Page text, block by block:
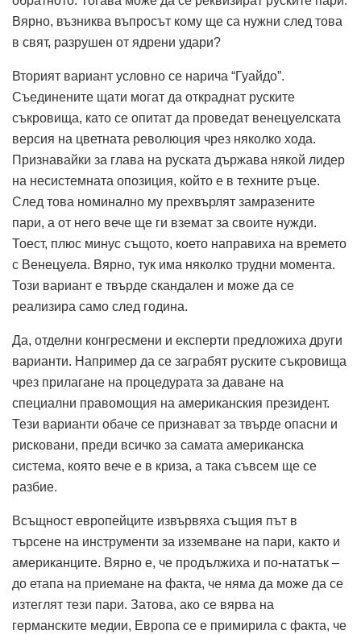
Вярно, възниква въпросът кому ще са нужни след това
в свят, разрушен от ядрени удари?
Вторият вариант условно се нарича “Гуайдо”.
Съединените щати могат да откраднат руските
съкровища, като се опитат да проведат венецуелската
версия на цветната революция чрез няколко хода.
Признавайки за глава на руската държава някой лидер
на несистемната опозиция, който е в техните ръце.
След това номинално му прехвърлят замразените
пари, а от него вече ще ги вземат за своите нужди.
Тоест, плюс минус същото, което направиха на времето
с Венецуела. Вярно, тук има няколко трудни момента.
Този вариант е твърде скандален и може да се
реализира само след година.
Да, отделни конгресмени и експерти предложиха други
варианти. Например да се заграбят руските съкровища
чрез прилагане на процедурата за даване на
специални правомощия на американския президент.
Тези варианти обаче се признават за твърде опасни и
рисковани, преди всичко за самата американска
система, която вече е в криза, а така съвсем ще се
разбие.
Всъщност европейците извървяха същия път в
търсене на инструменти за изземване на пари, както и
американците. Вярно е, че продължиха и по-нататък –
до етапа на приемане на факта, че няма да може да се
изтеглят тези пари. Затова, ако се вярва на
германските медии, Европа се е примирила с факта, че